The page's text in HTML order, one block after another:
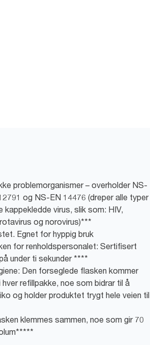
problemorganismer – overholder NS-
og NS-EN 14476 (dreper alle typer
kappekledde virus, slik som: HIV,
og norovirus)***
Egnet for hyppig bruk
for renholdspersonalet: Sertifisert
under ti sekunder ****
Den forseglede flasken kommer
hver refillpakke, noe som bidrar til å
og holder produktet trygt hele veien til
klemmes sammen, noe som gir 70